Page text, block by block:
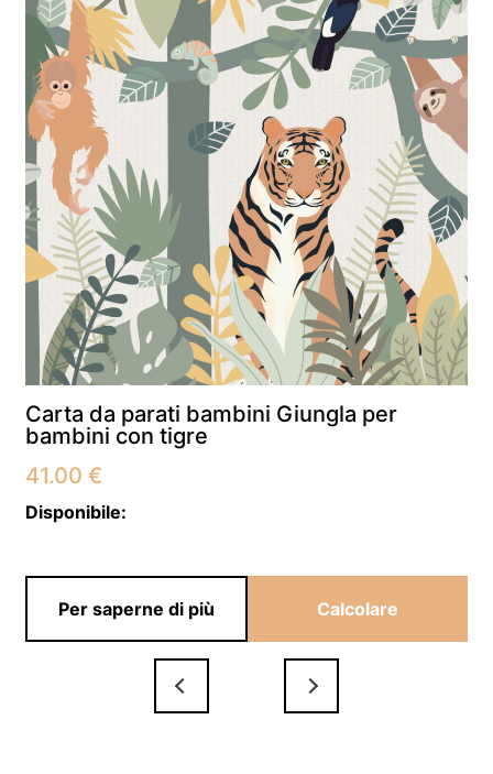
Carta da parati bambini Giungla per
bambini con tigre
41.00€
Disponibile:
Per saperne di più Calcolare